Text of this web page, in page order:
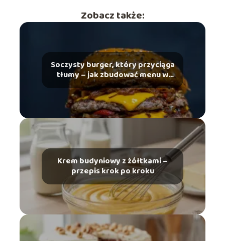
Zobacz także:
Soczysty burger, który przyciąga
tłumy – jak zbudować menu w
gastronomii?
Krem budyniowy z żółtkami –
przepis krok po kroku